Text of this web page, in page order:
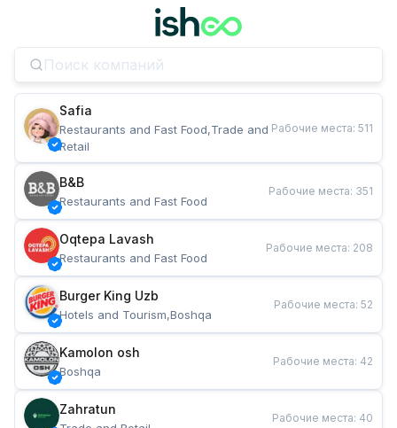
Safia
Restaurants and Fast Food,Trade and
Retail
Рабочие места: 511
B&B
Restaurants and Fast Food
Рабочие места: 351
Oqtepa Lavash
Restaurants and Fast Food
Рабочие места: 208
Burger King Uzb
Hotels and Tourism,Boshqa
Рабочие места: 52
Kamolon osh
Boshqa
Рабочие места: 42
Zahratun
Рабочие места: 40